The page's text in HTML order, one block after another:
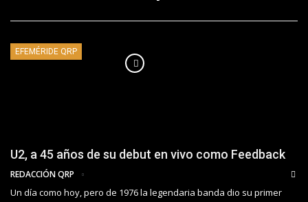
EFEMÉRIDE QRP
U2, a 45 años de su debut en vivo como Feedback
REDACCIÓN QRP
Un día como hoy, pero de 1976 la legendaria banda dio su primer